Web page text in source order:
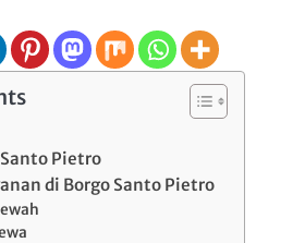
Pietro
di Borgo Santo Pietro